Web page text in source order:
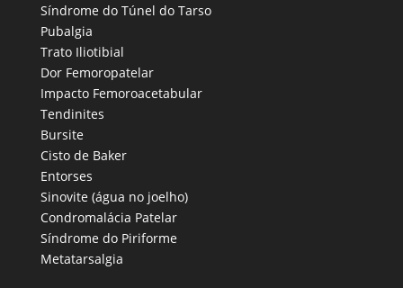
Síndrome do Túnel do Tarso
Pubalgia
Trato Iliotibial
Dor Femoropatelar
Impacto Femoroacetabular
Tendinites
Bursite
Cisto de Baker
Entorses
Sinovite (água no joelho)
Condromalácia Patelar
Síndrome do Piriforme
Metatarsalgia